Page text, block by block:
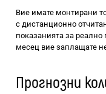
Вие имате монтирани
с дистанционно
показанията за реално
месец вие заплащате
Прогнозни